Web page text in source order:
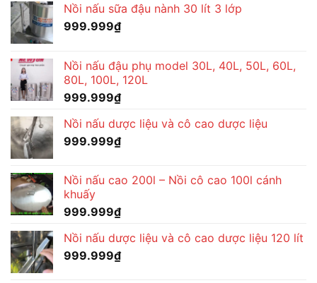
Nồi nấu sữa đậu nành 30 lít 3 lớp
999.999₫
Nồi nấu đậu phụ model 30L, 40L, 50L, 60L,
80L, 100L, 120L
999.999₫
Nồi nấu dược liệu và cô cao dược liệu
999.999₫
Nồi nấu cao 200l – Nồi cô cao 100l cánh
khuấy
999.999₫
Nồi nấu dược liệu và cô cao dược liệu 120 lít
999.999₫